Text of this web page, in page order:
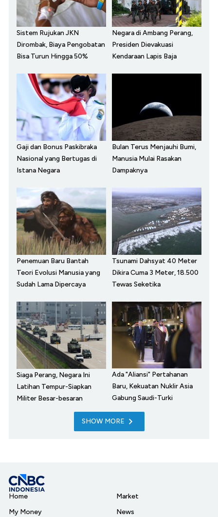
Sistem Rujukan JKN
Dirombak, Biaya Pengobatan
Bisa Turun Hingga 50%
Negara di Ambang Perang,
Presiden Dievakuasi
Kendaraan Lapis Baja
Gaji dan Bonus Paskibraka
Nasional yang Bertugas di
Istana Negara
Bulan Terus Menjauhi Bumi,
Manusia Mulai Rasakan
Dampaknya
Penemuan Baru Bantah
Teori Evolusi Manusia yang
Sudah Lama Dipercaya
Tsunami Dahsyat 40 Meter
Dikira Cuma 3 Meter, 18.500
Tewas Seketika
Siaga Perang, Negara Ini
Latihan Tempur-Siapkan
Militer Besar-besaran
Ada "Aliansi" Pertahanan
Baru, Kekuatan Nuklir Asia
Gabung Saudi-Turki
SHOW MORE
Home
My Money
Market
News